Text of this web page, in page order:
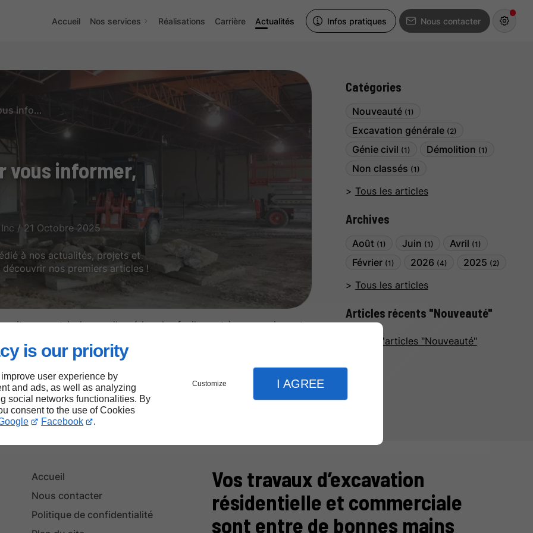
is our priority
user experience by
and ads, as well as analyzing
social networks functionalities. By
consent to the use of Cookies
Facebook .
Customize I AGREE
Accueil Nos services Réalisations Carrière Actualités Infos pratiques Nous contacter
Catégories
Nouveauté (1)
Excavation générale (2)
Génie civil (1) Démolition (1)
Non classés (1)
Tous les articles
Archives
Août (1) Juin (1) Avril (1)
Février (1) 2026 (4) 2025 (2)
Tous les articles
Articles récents "Nouveauté"
Plus d'articles "Nouveauté"
Des contenus pensés pour vous informer, vous inspirer, vous guider
vous informer,
/ 21 Octobre 2025
à nos actualités, projets et
nos premiers articles !
site permet à chacun d’accéder plus facilement à nos services et
en respectant les meilleures pratiques d’accessibilité afin
site pour réduire notre empreinte numérique.
performance, responsabilité et accessibilité.
Accueil
Nous contacter
Politique de confidentialité
Vos travaux d’excavation
résidentielle et commerciale
sont entre de bonnes mains